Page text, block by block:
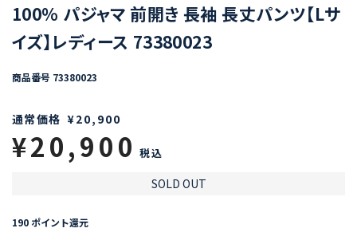
100％ パジャマ 前開き 長袖 長丈パンツ【Lサ
イズ】レディース 73380023
商品番号 73380023
通常価格 ¥20,900
¥20,900 税込
SOLD OUT
190 ポイント還元